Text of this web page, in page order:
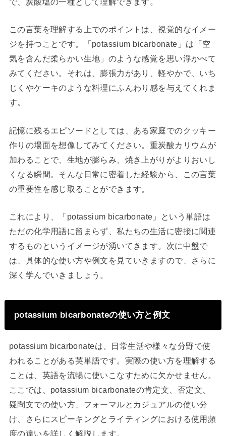
この言葉を理解する上でのポイントは、視覚的なイメー
ジを持つことです。「potassium bicarbonate」は「空
気を含んだ柔らかい生地」のような感覚を思い浮かべて
みてください。それは、膨張力があり、軽やかで、いち
じくやケーキのような料理にふんわり感を与えてくれま
す。
記憶に残るエピソードとしては、ある家庭でのクッキー
作りの場面を想像してみてください。重炭酸カリウムが
加わることで、生地が膨らみ、焼き上がりがよりおいし
くなる瞬間。そんな日常に密着した経験から、この言葉
の重要性を感じ取ることができます。
これにより、「potassium bicarbonate」という単語は
ただの化学用語に留まらず、私たちの生活に密接に関連
するものというイメージが湧いてきます。次に中盤で
は、具体的な使い方や例文を見ていきますので、さらに
深く学んでいきましょう。
potassium bicarbonateの使い方と例文
potassium bicarbonateは、日常生活や様々な分野で使
われることがある英単語です。実際の使い方を理解する
ことは、英語を流暢に使いこなすために欠かせません。
ここでは、potassium bicarbonateの肯定文、否定文、
疑問文での使い方、フォーマルとカジュアルの使い分
け、さらにスピーキングとライティングにおける使用頻
度の違いを詳しく解説します。